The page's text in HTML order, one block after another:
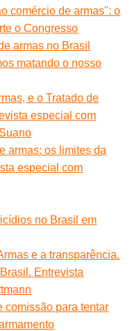
comércio de armas": o
o Congresso
armas no Brasil
matando o nosso
e o Tratado de
especial com
armas: os limites da
especial com
no Brasil em
e a transparência.
Entrevista
comissão para tentar